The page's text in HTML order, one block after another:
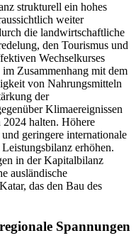
strukturell ein hohes
weiter
die landwirtschaftliche
den Tourismus und
Wechselkurses
Zusammenhang mit dem
von Nahrungsmitteln
der
Klimaereignissen
halten. Höhere
geringere internationale
erhöhen.
in der Kapitalbilanz
ausländische
das den Bau des
Spannungen